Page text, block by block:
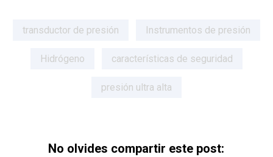
transductor de presión Instrumentos de presión
Hidrógeno características de seguridad
presión ultra alta
No olvides compartir este post: